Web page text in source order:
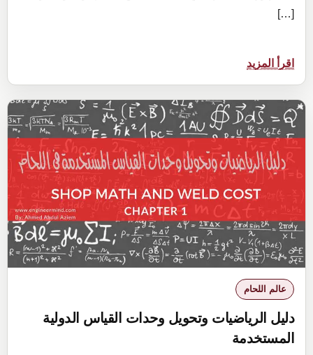
[…]
اقرأ المزيد
شرح
الكسور
الاعتيادية
fractions
المستخدمة
في
الرياضيات
عالم اللحام
دليل الرياضيات وتحويل وحدات القياس الدولية
المستخدمة